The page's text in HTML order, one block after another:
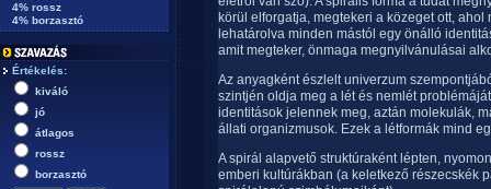
4% rossz
4% borzasztó
Értékelés:
kiváló
jó
átlagos
rossz
borzasztó
körül elforgatja, megtekeri a közeget ott,
lehatárolva minden mástól egy önálló
amit megteker, önmaga megnyilvánulásai
Az anyagként észlelt univerzum
szintjén oldja meg a lét és nemlét
identitások jelennek meg, aztán molekulák,
állati organizmusok. Ezek a létformák mind
A spirál alapvető struktúraként lépten,
emberi kultúrákban (a keletkező részecskék